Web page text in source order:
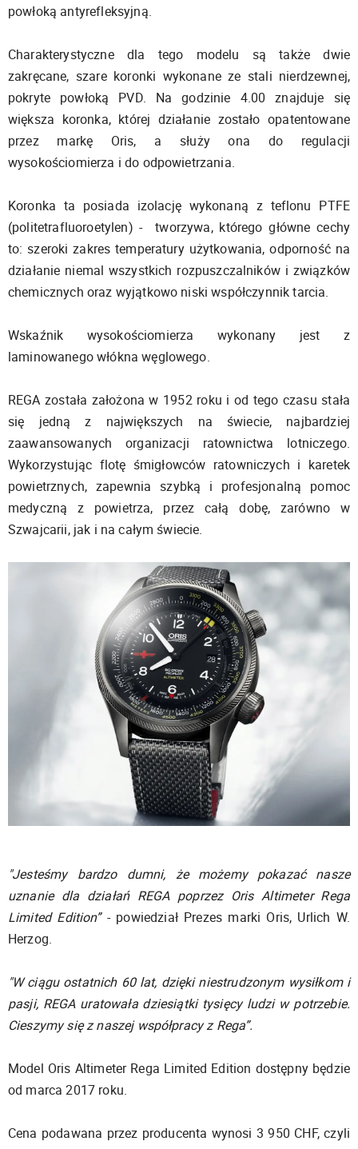
powłoką antyrefleksyjną.
Charakterystyczne dla tego modelu są także dwie
zakręcane, szare koronki wykonane ze stali nierdzewnej,
pokryte powłoką PVD. Na godzinie 4.00 znajduje się
większa koronka, której działanie zostało opatentowane
przez markę Oris, a służy ona do regulacji
wysokościomierza i do odpowietrzania.
Koronka ta posiada izolację wykonaną z teflonu PTFE
(politetrafluoroetylen) - tworzywa, którego główne cechy
to: szeroki zakres temperatury użytkowania, odporność na
działanie niemal wszystkich rozpuszczalników i związków
chemicznych oraz wyjątkowo niski współczynnik tarcia.
Wskaźnik wysokościomierza wykonany jest z
laminowanego włókna węglowego.
REGA została założona w 1952 roku i od tego czasu stała
się jedną z największych na świecie, najbardziej
zaawansowanych organizacji ratownictwa lotniczego.
Wykorzystując flotę śmigłowców ratowniczych i karetek
powietrznych, zapewnia szybką i profesjonalną pomoc
medyczną z powietrza, przez całą dobę, zarówno w
Szwajcarii, jak i na całym świecie.
"Jesteśmy bardzo dumni, że możemy pokazać nasze
uznanie dla działań REGA poprzez Oris Altimeter Rega
Limited Edition”- powiedział Prezes marki Oris, Urlich W.
Herzog.
"W ciągu ostatnich 60 lat, dzięki niestrudzonym wysiłkom i
pasji, REGA uratowała dziesiątki tysięcy ludzi w potrzebie.
Cieszymy się z naszej współpracy z Rega”.
Model Oris Altimeter Rega Limited Edition dostępny będzie
od marca 2017 roku.
Cena podawana przez producenta wynosi 3 950 CHF, czyli